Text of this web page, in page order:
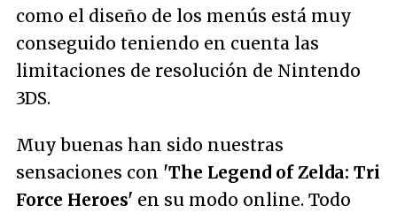
como el diseño de los menús está muy
conseguido teniendo en cuenta las
limitaciones de resolución de Nintendo
3DS.
Muy buenas han sido nuestras
sensaciones con 'The Legend of Zelda: Tri
Force Heroes' en su modo online. Todo